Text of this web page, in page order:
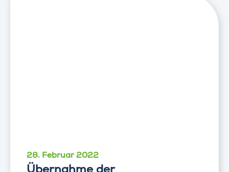
28. Februar 2022